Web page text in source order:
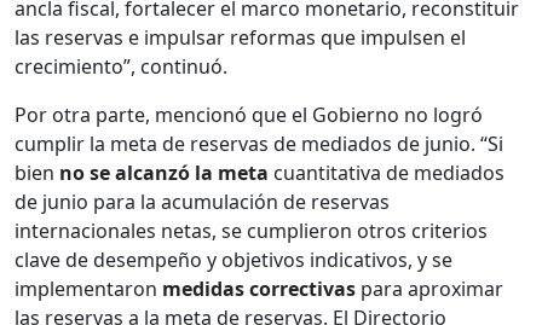
ancla fiscal, fortalecer el marco monetario, reconstituir
las reservas e impulsar reformas que impulsen el
crecimiento”, continuó.
Por otra parte, mencionó que el Gobierno no logró
cumplir la meta de reservas de mediados de junio. “Si
bien no se alcanzó la meta cuantitativa de mediados
de junio para la acumulación de reservas
internacionales netas, se cumplieron otros criterios
clave de desempeño y objetivos indicativos, y se
implementaron medidas correctivas para aproximar
las reservas a la meta de reservas. El Directorio